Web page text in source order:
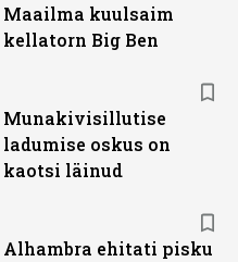
Maailma kuulsaim
kellatorn Big Ben
Munakivisillutise
ladumise oskus on
kaotsi läinud
Alhambra ehitati pisku